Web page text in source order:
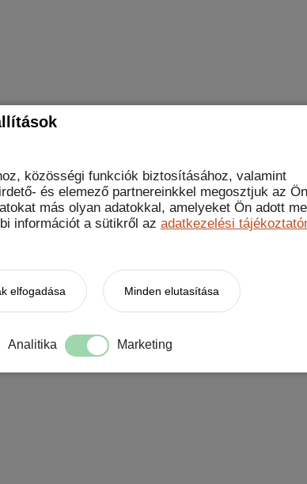
közösségi funkciók biztosításához, valamint
és elemező partnereinkkel megosztjuk az Ön
más olyan adatokkal, amelyeket Ön adott
információt a sütikről az adatkezelési
elfogadása Minden elutasítása
Analitika Marketing